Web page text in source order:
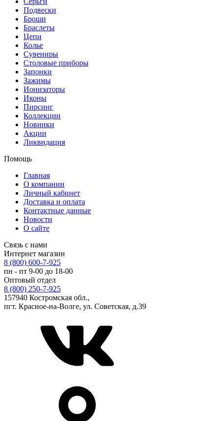
Подвески
Броши
Браслеты
Цепи
Колье
Сувениры
Столовые приборы
Запонки
Зажимы
Ионизаторы
Иконы
Пирсинг
Коллекции
Новинки
Акции
Ликвидация
Помощь
Главная
О компании
Личный кабинет
Доставка и оплата
Контактные данные
Новости
О сайте
Связь с нами
Интернет магазин
8 (800) 600-7-925
пн - пт 9-00 до 18-00
Оптовый отдел
8 (800) 250-7-925
157940 Костромская обл.,
пгт. Красное-на-Волге, ул. Советская, д.39